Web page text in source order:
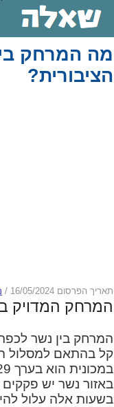
מה המרחק
הציבורית?
תאריך הפרסום 16/05/2024 /
המרחק המדויק
קל בהתאם למסלול
באזור נשר יש
בשעות אלה עלול